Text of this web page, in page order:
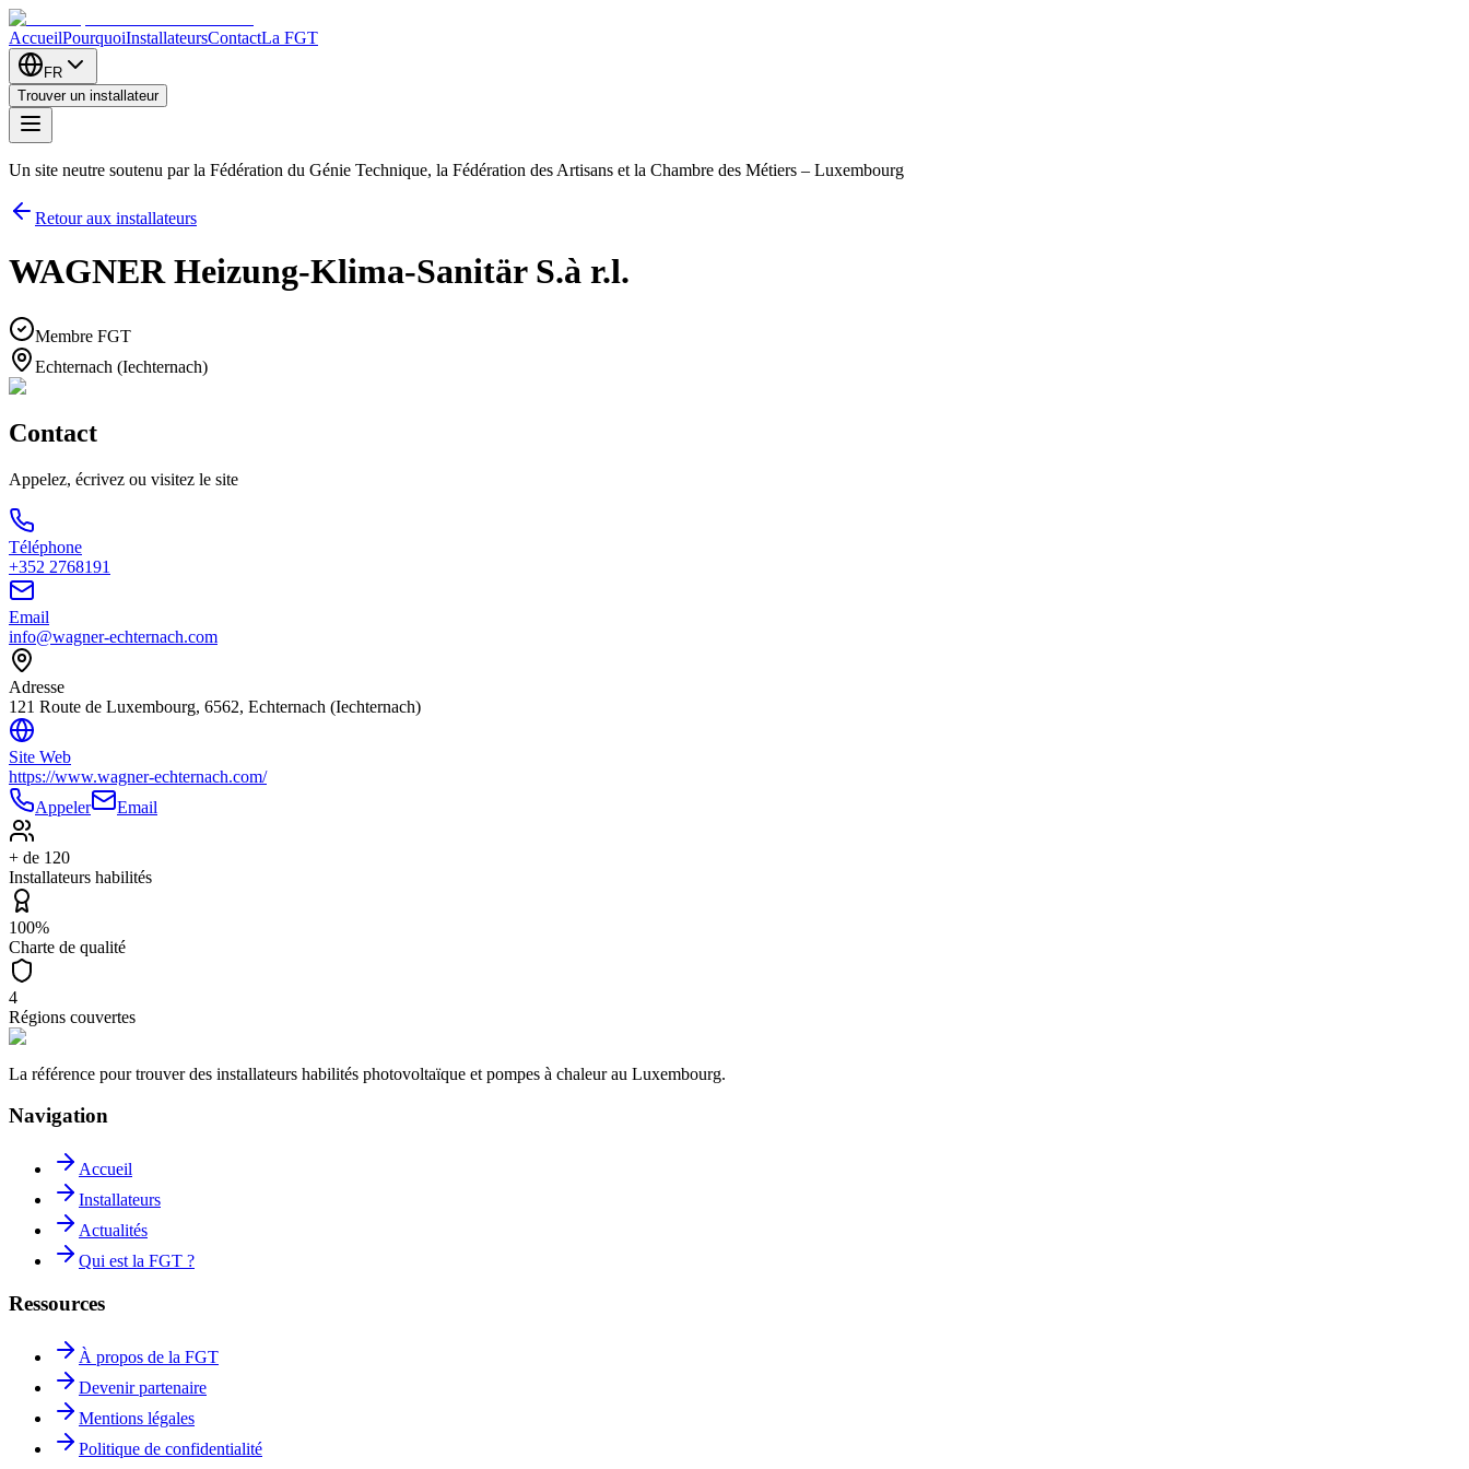
AccueilPourquoiInstallateursContactLa FGT
FR
Trouver un installateur
Un site neutre soutenu par la Fédération du Génie Technique, la Fédération des Artisans et la Chambre des Métiers – Luxembourg
Retour aux installateurs
WAGNER Heizung-Klima-Sanitär S.à r.l.
Membre FGT
Echternach (Iechternach)
Contact
Appelez, écrivez ou visitez le site
Téléphone
+352 2768191
Email
info@wagner-echternach.com
Adresse
121 Route de Luxembourg, 6562, Echternach (Iechternach)
Site Web
https://www.wagner-echternach.com/
Appeler
Email
+ de 120
Installateurs habilités
100%
Charte de qualité
4
Régions couvertes
La référence pour trouver des installateurs habilités photovoltaïque et pompes à chaleur au Luxembourg.
Navigation
Accueil
Installateurs
Actualités
Qui est la FGT ?
Ressources
À propos de la FGT
Devenir partenaire
Mentions légales
Politique de confidentialité